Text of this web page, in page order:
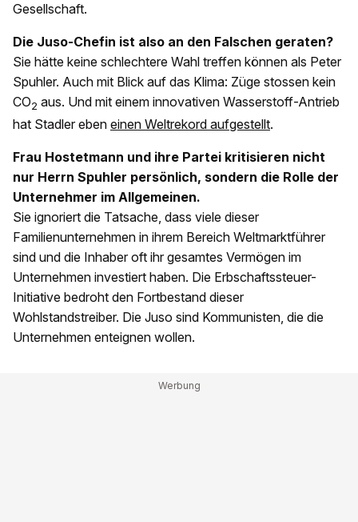
Gesellschaft.
Die Juso-Chefin ist also an den Falschen geraten?
Sie hätte keine schlechtere Wahl treffen können als Peter
Spuhler. Auch mit Blick auf das Klima: Züge stossen kein
CO2 aus. Und mit einem innovativen Wasserstoff-Antrieb
hat Stadler eben einen Weltrekord aufgestellt.
Frau Hostetmann und ihre Partei kritisieren nicht
nur Herrn Spuhler persönlich, sondern die Rolle der
Unternehmer im Allgemeinen.
Sie ignoriert die Tatsache, dass viele dieser
Familienunternehmen in ihrem Bereich Weltmarktführer
sind und die Inhaber oft ihr gesamtes Vermögen im
Unternehmen investiert haben. Die Erbschaftssteuer-
Initiative bedroht den Fortbestand dieser
Wohlstandstreiber. Die Juso sind Kommunisten, die die
Unternehmen enteignen wollen.